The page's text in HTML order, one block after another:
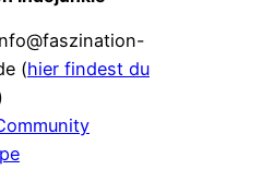
(hier findest du